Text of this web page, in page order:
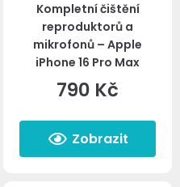
Kompletní čištění
reproduktorů a
mikrofonů – Apple
iPhone 16 Pro Max
790 Kč
Zobrazit